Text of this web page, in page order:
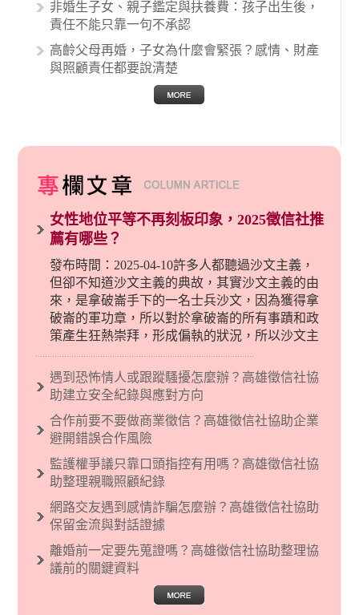
非婚生子女、親子鑑定與扶養費：孩子出生後，
責任不能只靠一句不承認
高齡父母再婚，子女為什麼會緊張？感情、財產
與照顧責任都要說清楚
女性地位平等不再刻板印象，2025徵信社推
薦有哪些？
發布時間：2025-04-10許多人都聽過沙文主義，
但卻不知道沙文主義的典故，其實沙文主義的由
來，是拿破崙手下的一名士兵沙文，因為獲得拿
破崙的軍功章，所以對於拿破崙的所有事蹟和政
策產生狂熱崇拜，形成偏執的狀況，所以沙文主
義後來就被拿來暗指偏見和歧視，而且有沙文主
義傾向的人，通常對於自己的國家和民族有超強
烈的卓越感，因而瞧不起其他國家的人，所以沙
現了男性沙文…
遇到恐怖情人或跟蹤騷擾怎麼辦？高雄徵信社協
助建立安全紀錄與應對方向
合作前要不要做商業徵信？高雄徵信社協助企業
避開錯誤合作風險
監護權爭議只靠口頭指控有用嗎？高雄徵信社協
助整理親職照顧紀錄
網路交友遇到感情詐騙怎麼辦？高雄徵信社協助
保留金流與對話證據
離婚前一定要先蒐證嗎？高雄徵信社協助整理協
議前的關鍵資料